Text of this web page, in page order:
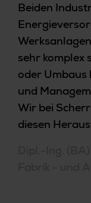
Beiden
sehr komplex
oder
und
Wir bei
diesen